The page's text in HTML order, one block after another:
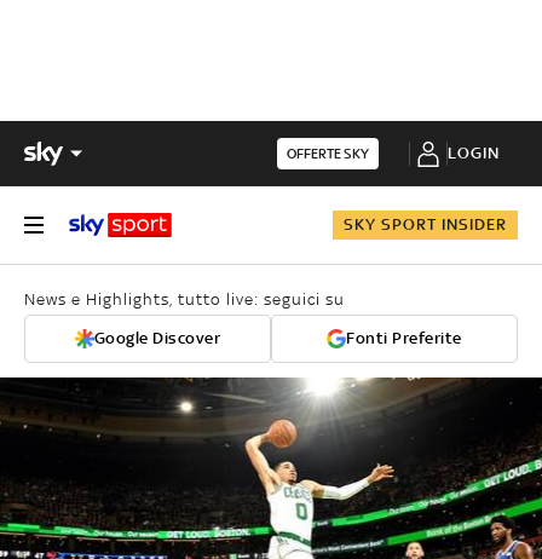
OFFERTE SKY LOGIN
SKY SPORT INSIDER
News e Highlights, tutto live: seguici su
Google Discover Fonti Preferite